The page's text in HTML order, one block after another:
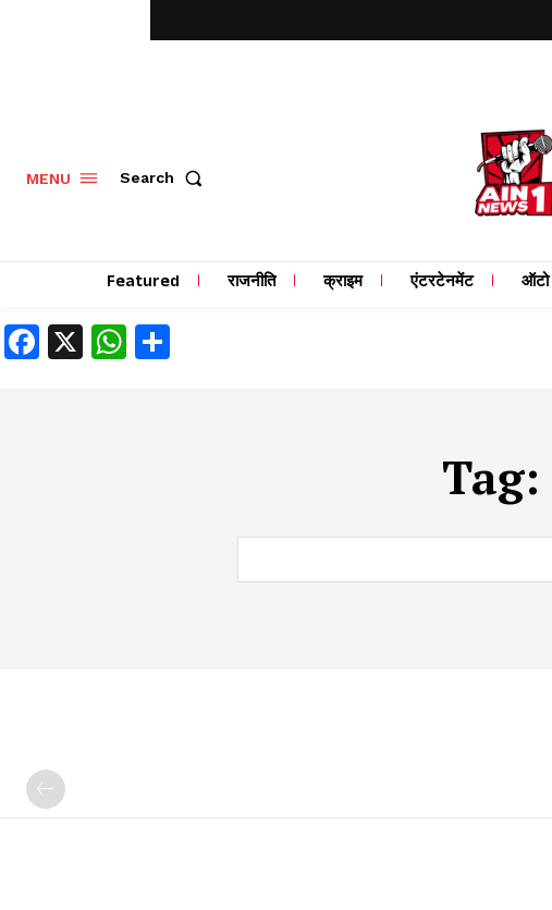
MENU Search
Featured राजनीति क्राइम एंटरटेनमेंट ऑटो
Facebook
X WhatsApp
Tag: